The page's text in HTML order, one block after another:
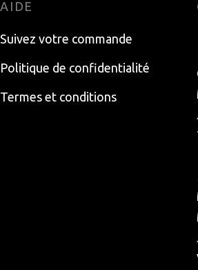
AIDE
Suivez votre commande
Politique de confidentialité
Termes et conditions